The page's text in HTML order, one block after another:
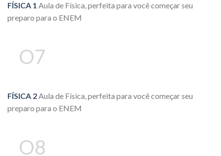
FÍSICA 1 Aula de Física, perfeita para você começar seu
preparo para o ENEM
O7
FÍSICA 2Aula de Física, perfeita para você começar seu
preparo para o ENEM
O8